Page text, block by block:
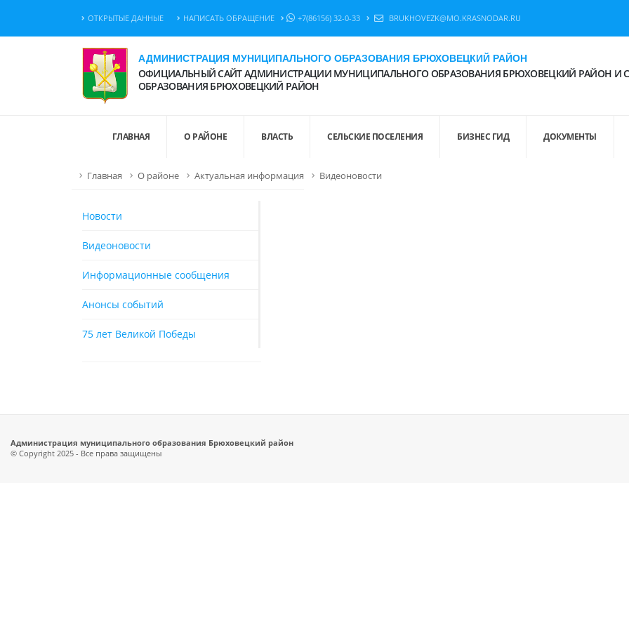
ОТКРЫТЫЕ ДАННЫЕ НАПИСАТЬ ОБРАЩЕНИЕ +7(86156) 32-0-33 BRUKHOVEZK@MO.KRASNODAR.RU
АДМИНИСТРАЦИЯ МУНИЦИПАЛЬНОГО ОБРАЗОВАНИЯ БРЮХОВЕЦКИЙ РАЙОН
ОФИЦИАЛЬНЫЙ САЙТ АДМИНИСТРАЦИИ МУНИЦИПАЛЬНОГО ОБРАЗОВАНИЯ БРЮХОВЕЦКИЙ РАЙОН И
ОБРАЗОВАНИЯ БРЮХОВЕЦКИЙ РАЙОН
ГЛАВНАЯ О РАЙОНЕ ВЛАСТЬ СЕЛЬСКИЕ ПОСЕЛЕНИЯ БИЗНЕС ГИД ДОКУМЕНТЫ
Главная О районе Актуальная информация Видеоновости
Новости
Видеоновости
Информационные сообщения
Анонсы событий
75 лет Великой Победы
Администрация муниципального образования Брюховецкий район
© Copyright 2025 - Все права защищены